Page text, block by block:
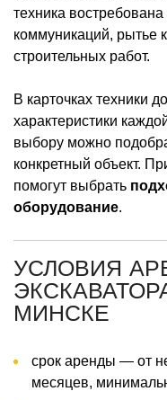
техника
коммуникаций, рытье
строительных работ.
В карточках техники
характеристики
выбору можно
конкретный объект.
помогут выбрать
оборудование.
УСЛОВИЯ
МИНСКЕ
срок аренды — от
месяцев,